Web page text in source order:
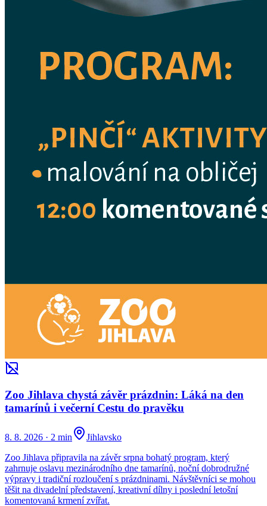
Zoo Jihlava chystá závěr prázdnin: Láká na den
tamarínů i večerní Cestu do pravěku
8. 8. 2026 · 2 min
Jihlavsko
Zoo Jihlava připravila na závěr srpna bohatý program, který
zahrnuje oslavu mezinárodního dne tamarínů, noční dobrodružné
výpravy i tradiční rozloučení s prázdninami. Návštěvníci se mohou
těšit na divadelní představení, kreativní dílny i poslední letošní
komentovaná krmení zvířat.